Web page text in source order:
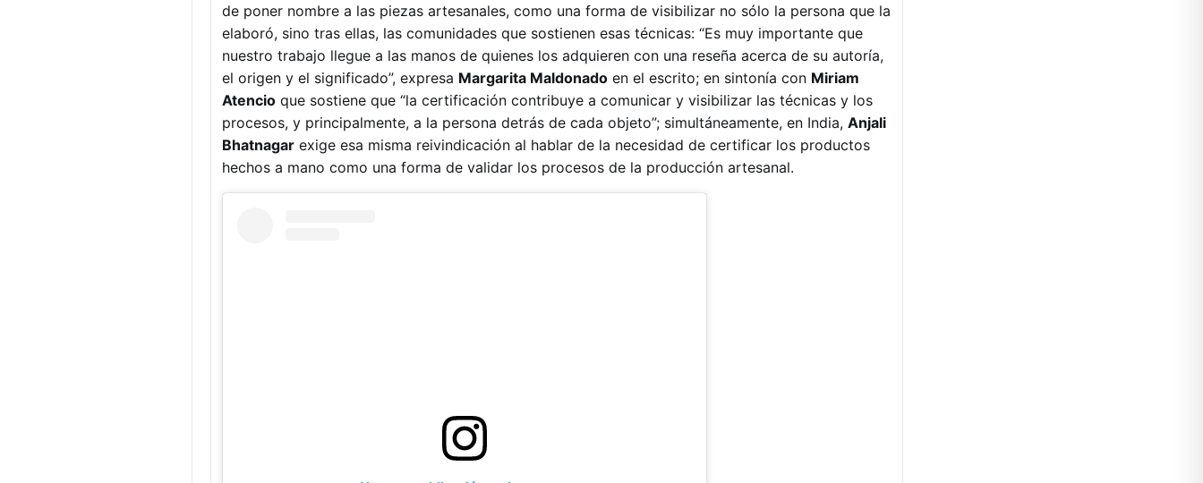
de poner nombre a las piezas artesanales, como una forma de visibilizar no sólo la persona que la
elaboró, sino tras ellas, las comunidades que sostienen esas técnicas: “Es muy importante que
nuestro trabajo llegue a las manos de quienes los adquieren con una reseña acerca de su autoría,
el origen y el significado”, expresa Margarita Maldonado en el escrito; en sintonía con Miriam
Atencio que sostiene que “la certificación contribuye a comunicar y visibilizar las técnicas y los
procesos, y principalmente, a la persona detrás de cada objeto”; simultáneamente, en India, Anjali
Bhatnagar exige esa misma reivindicación al hablar de la necesidad de certificar los productos
hechos a mano como una forma de validar los procesos de la producción artesanal.